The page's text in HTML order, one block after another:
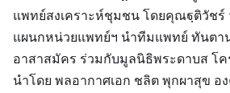
แพทย์สงเคราะห์ชุมชน โดยคุณฐฺติวัช
แผนกหน่วยแพทย์ฯ นำทีมแพทย์ ทันตา
อาสาสมัคร ร่วมกับมูลนิธิพระดาบส โ
นำโดย พลอากาศเอก ชลิต พุกผาสุข อ